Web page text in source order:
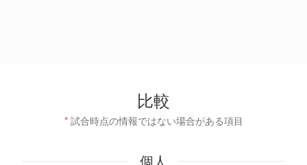
比較
* 試合時点の情報ではない場合がある項目
個人